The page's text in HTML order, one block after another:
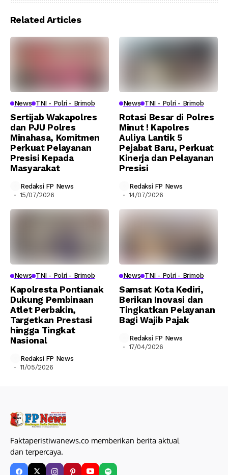
Related Articles
News TNI - Polri - Brimob
Sertijab Wakapolres
dan PJU Polres
Minahasa, Komitmen
Perkuat Pelayanan
Presisi Kepada
Masyarakat
Redaksi FP News
15/07/2026
News TNI - Polri - Brimob
Rotasi Besar di Polres
Minut ! Kapolres
Auliya Lantik 5
Pejabat Baru, Perkuat
Kinerja dan Pelayanan
Presisi
Redaksi FP News
14/07/2026
News TNI - Polri - Brimob
Kapolresta Pontianak
Dukung Pembinaan
Atlet Perbakin,
Targetkan Prestasi
hingga Tingkat
Nasional
Redaksi FP News
11/05/2026
News TNI - Polri - Brimob
Samsat Kota Kediri,
Berikan Inovasi dan
Tingkatkan Pelayanan
Bagi Wajib Pajak
Redaksi FP News
17/04/2026
Faktaperistiwanews.co memberikan berita aktual
dan terpercaya.